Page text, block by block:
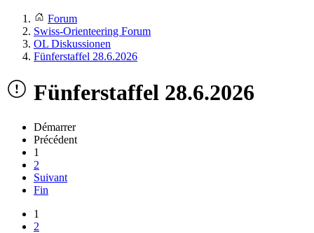
Forum
Swiss-Orienteering Forum
OL Diskussionen
Fünferstaffel 28.6.2026
Fünferstaffel 28.6.2026
Démarrer
Précédent
1
2
Suivant
Fin
1
2